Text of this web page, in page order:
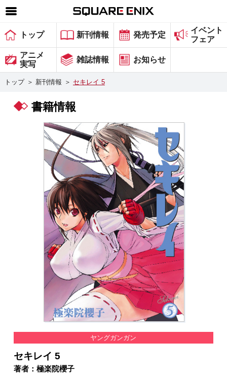
SQUARE ENIX 公式サイトメニュー
ゲーム
マガジン＆ブックス
グッズ
会社情報 採用情報
スクウェア・エニックス サイト内検索
トップ 新刊情報 発売予定
イベント
フェア
アニメ
実写
雑誌情報 お知らせ
トップ ＞ 新刊情報 ＞ セキレイ 5
書籍情報
ヤングガンガン
セキレイ 5
著者：極楽院櫻子